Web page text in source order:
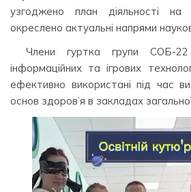
узгоджено план діяльності на
окреслено актуальні напрями
Члени гуртка групи СОБ-22
інформаційних та ігрових
ефективно використані під час
основ здоров’я в закладах